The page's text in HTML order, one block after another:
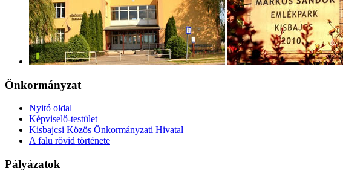
Önkormányzat
Nyitó oldal
Képviselő-testület
Kisbajcsi Közös Önkormányzati Hivatal
A falu rövid története
Pályázatok